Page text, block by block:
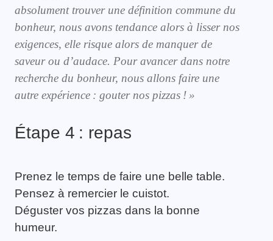
absolument trouver une définition commune du
bonheur, nous avons tendance alors à lisser nos
exigences, elle risque alors de manquerde
saveur ou d’audace. Pouravancer dans notre
recherche du bonheur, nous allons faire une
autre expérience : gouter nos pizzas !»
Étape 4 : repas
Prenez le temps de faire une belle table.
Pensez à remercier le cuistot.
Déguster vos pizzas dans la bonne
humeur.